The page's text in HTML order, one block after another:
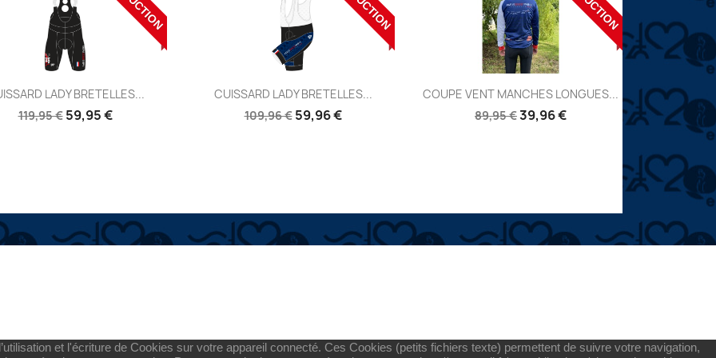
 Aperçu
Réf:
LADY BRETELLES...
119,95 € 59,95 €
 Aperçu
Réf:
CUISSARD LADY BRETELLES...
109,96 € 59,96 €
Aperçu
Réf:
COUPE VENT MANCHES LONGUES...
89,95 €39,96 €
et l'écriture de Cookies sur votre appareil connecté. Ces Cookies (petits fichiers texte) permettent de suivre votre navigation,